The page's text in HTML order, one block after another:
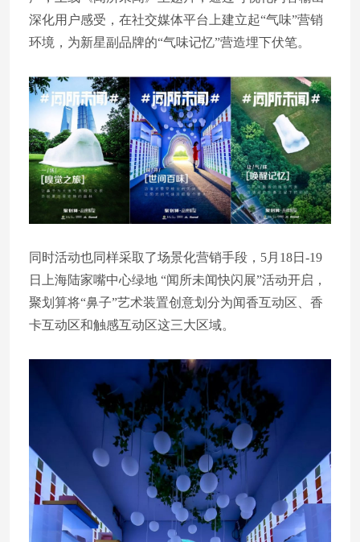
深化用户感受，在社交媒体平台上建立起“气味”营销
环境，为新星副品牌的“气味记忆”营造埋下伏笔。
同时活动也同样采取了场景化营销手段，5月18日-19
日上海陆家嘴中心绿地 “闻所未闻快闪展”活动开启，
聚划算将“鼻子”艺术装置创意划分为闻香互动区、香
卡互动区和触感互动区这三大区域。